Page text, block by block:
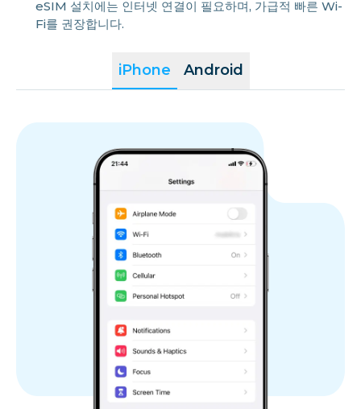
iPhone Android
eSIM 설치에는 인터넷 연결이 필요하며, 가급적 빠른 Wi-
Fi를 권장합니다.